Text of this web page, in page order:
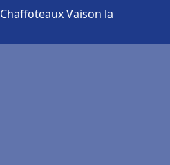
Vaison la